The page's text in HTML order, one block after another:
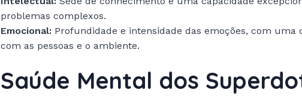
problemas complexos.
Emocional: Profundidade e intensidade das emoções, com uma
com as pessoas e o ambiente.
Saúde Mental dos